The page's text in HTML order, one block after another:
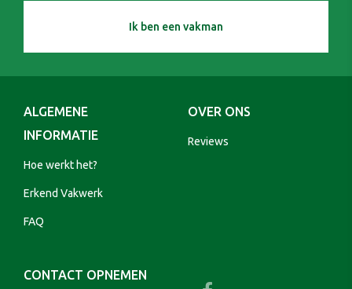
Ik ben een vakman
ALGEMENE
INFORMATIE
Hoe werkt het?
Erkend Vakwerk
FAQ
OVER ONS
Reviews
CONTACT OPNEMEN